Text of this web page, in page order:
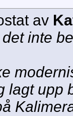
av
inte
lagt upp